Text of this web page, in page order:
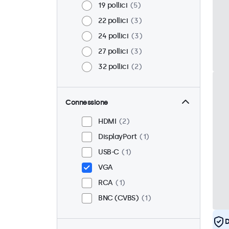
19 pollici
5
22 pollici
3
24 pollici
3
27 pollici
3
32 pollici
2
Connessione
HDMI
2
DisplayPort
1
USB-C
1
VGA
RCA
1
BNC (CVBS)
1